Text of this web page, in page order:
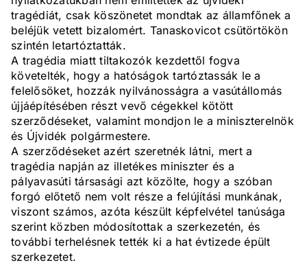
tragédiát, csak köszönetet mondtak az államfőnek a
beléjük vetett bizalomért. Tanaskovicot csütörtökön
szintén letartóztatták.
A tragédia miatt tiltakozók kezdettől fogva
követelték, hogy a hatóságok tartóztassák le a
felelősöket, hozzák nyilvánosságra a vasútállomás
újjáépítésében részt vevő cégekkel kötött
szerződéseket, valamint mondjon le a miniszterelnök
és Újvidék polgármestere.
A szerződéseket azért szeretnék látni, mert a
tragédia napján az illetékes miniszter és a
pályavasúti társasági azt közölte, hogy a szóban
forgó előtető nem volt része a felújítási munkának,
viszont számos, azóta készült képfelvétel tanúsága
szerint közben módosítottak a szerkezetén, és
további terhelésnek tették ki a hat évtizede épült
szerkezetet.